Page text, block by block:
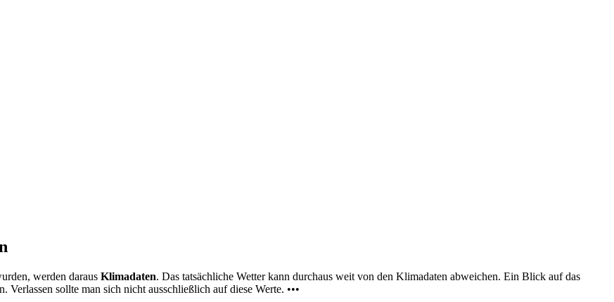
werden daraus Klimadaten. Das tatsächliche Wetter kann durchaus weit von den Klimadaten abweichen. Ein Blick auf das
sollte man sich nicht ausschließlich auf diese Werte. •••